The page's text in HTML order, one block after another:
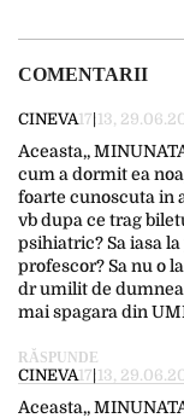
COMENTARII
CINEVA17:13,
Aceasta,,
cum a dormit ea
foarte cunoscuta in
vb dupa ce trag
psihiatric? Sa iasa
profescor? Sa nu o
dr umilit de
mai spagara din
RĂSPUNDE
CINEVA17:13,
Aceasta,,